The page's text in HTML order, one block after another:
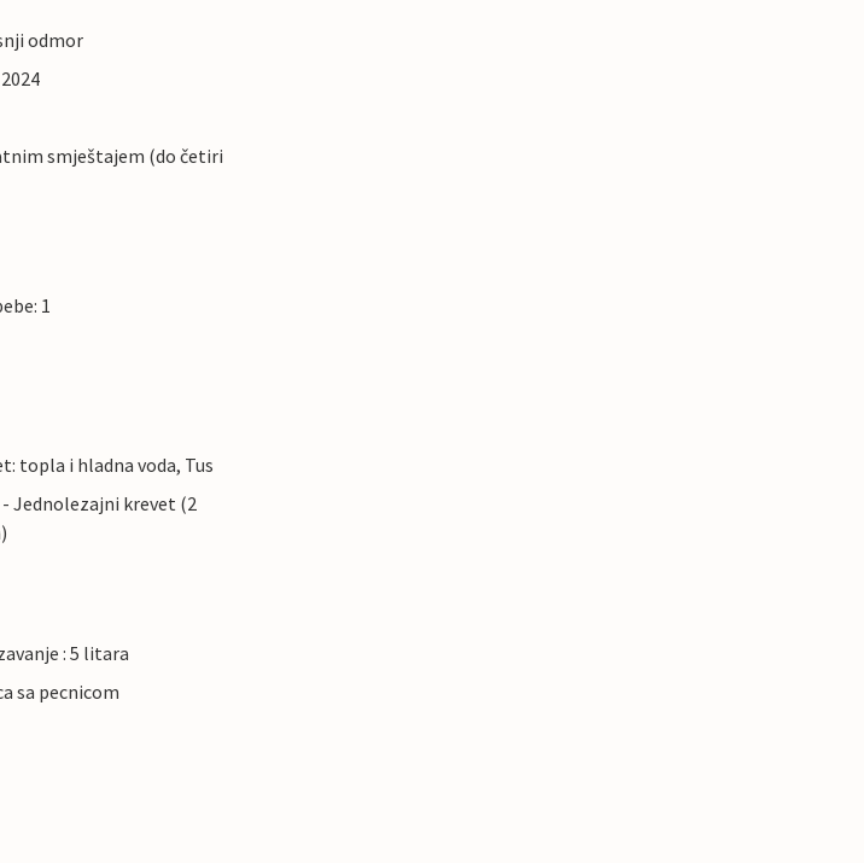
odmor
smještajem (do četiri
1
topla i hladna voda, Tus
- Jednolezajni krevet (2
: 5 litara
sa pecnicom